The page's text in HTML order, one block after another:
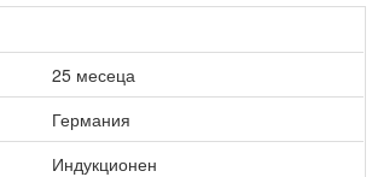
25 месеца
Германия
Индукционен